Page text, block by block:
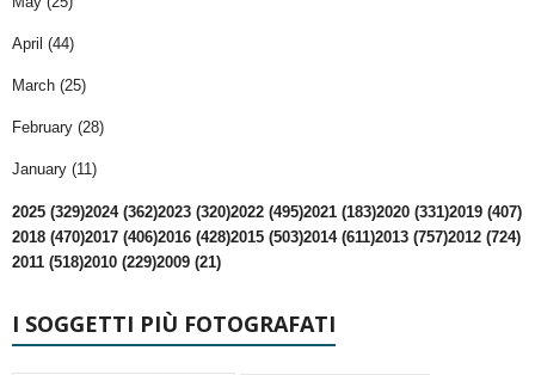
April (44)
March (25)
February (28)
January (11)
2025 (329)2024 (362)2023 (320)2022 (495)2021 (183)2020 (331)2019 (407)
2018 (470)2017 (406)2016 (428)2015 (503)2014 (611)2013 (757)2012 (724)
2011 (518)2010 (229)2009 (21)
I SOGGETTI PIÙ FOTOGRAFATI